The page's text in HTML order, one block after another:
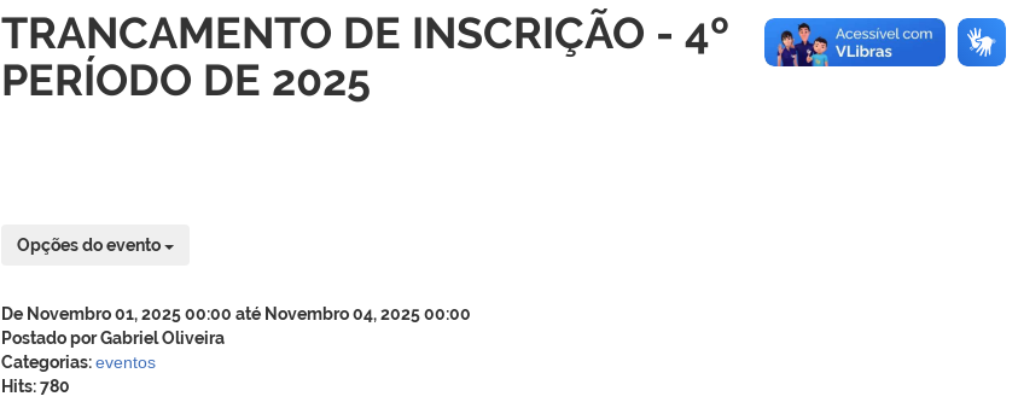
TRANCAMENTO DE INSCRIÇÃO - 4º
PERÍODO DE 2025
Opções do evento
De Novembro 01, 2025 00:00 até Novembro 04, 2025 00:00
Postado por Gabriel Oliveira
Categorias:eventos
Hits: 780